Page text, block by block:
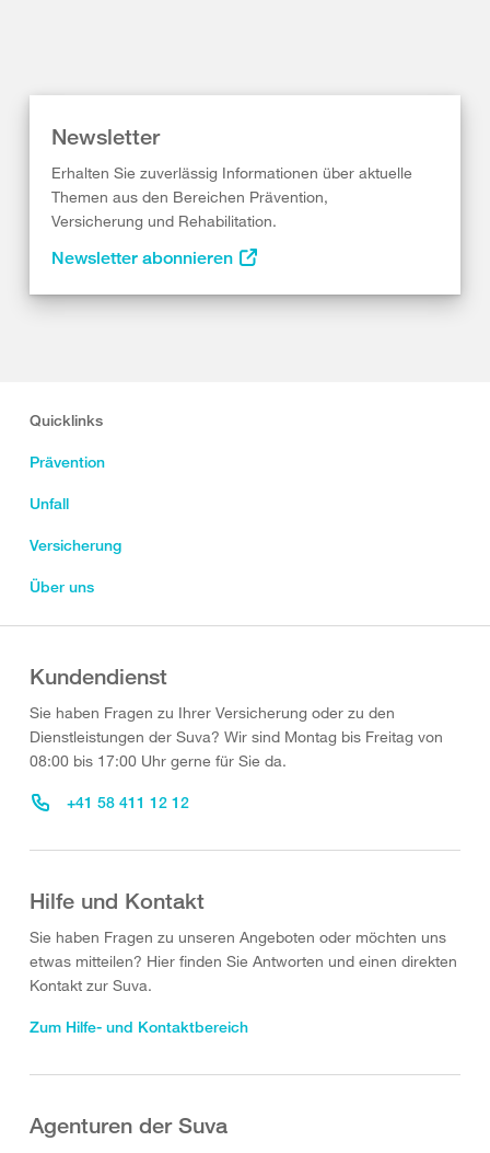
Newsletter
Erhalten Sie zuverlässig Informationen über aktuelle
Themen aus den Bereichen Prävention,
Versicherung und Rehabilitation.
Newsletter abonnieren
Quicklinks
Prävention
Unfall
Versicherung
Über uns
Kundendienst
Sie haben Fragen zu Ihrer Versicherung oder zu den
Dienstleistungen der Suva? Wir sind Montag bis Freitag von
08:00 bis 17:00 Uhr gerne für Sie da.
+41 58 411 12 12
Hilfe und Kontakt
Sie haben Fragen zu unseren Angeboten oder möchten uns
etwas mitteilen? Hier finden Sie Antworten und einen direkten
Kontakt zur Suva.
Zum Hilfe- und Kontaktbereich
Agenturen der Suva